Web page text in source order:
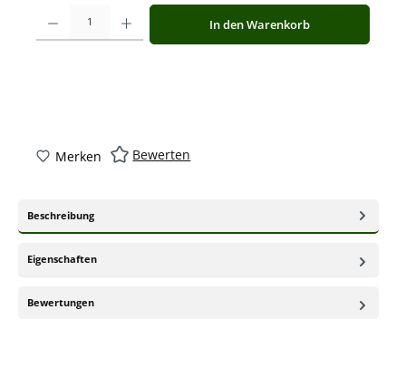
Produkt Anzahl: Gib den gewünschten Wert ein oder benutze die
In den Warenkorb
Merken Bewerten
Beschreibung
Eigenschaften
Bewertungen